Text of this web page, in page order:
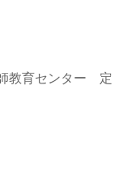
教育センター 定